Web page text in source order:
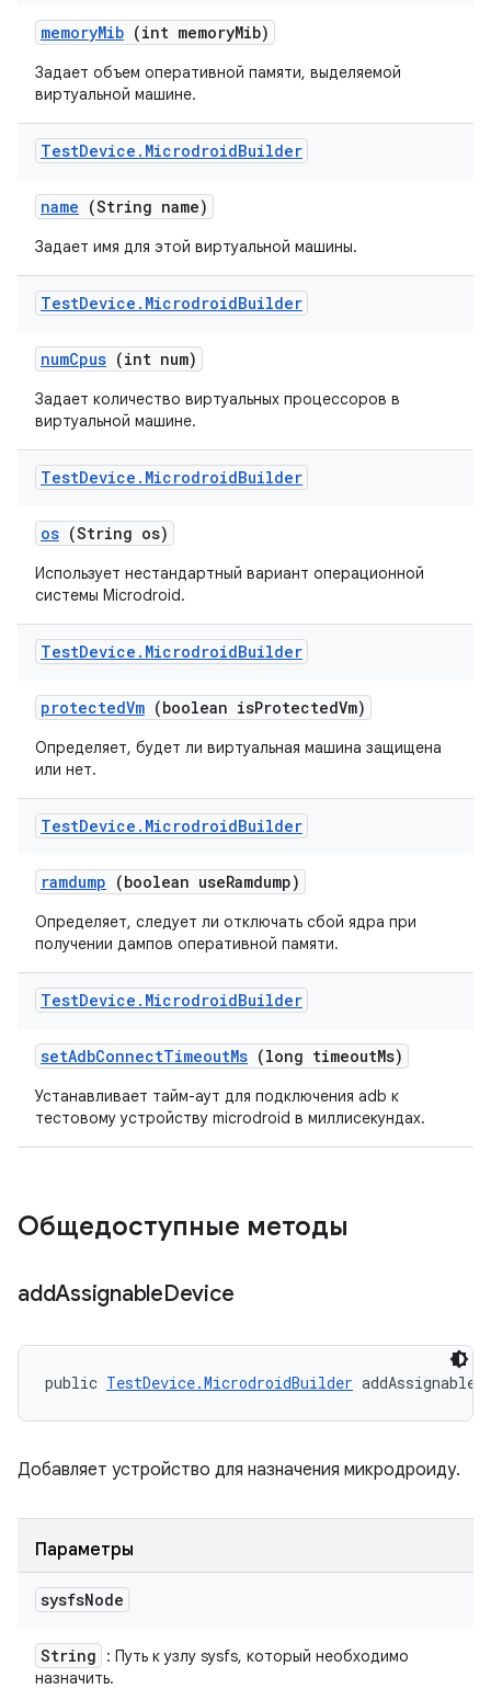
memoryMib (int memoryMib)
Задает объем оперативной памяти, выделяемой
виртуальной машине.
TestDevice . MicrodroidBuilder
name (String name)
Задает имя для этой виртуальной машины.
TestDevice . MicrodroidBuilder
numCpus (int num)
Задает количество виртуальных процессоров в
виртуальной машине.
TestDevice . MicrodroidBuilder
os (String os)
Использует нестандартный вариант операционной
системы Microdroid.
TestDevice . MicrodroidBuilder
protectedVm (boolean isProtectedVm)
Определяет, будет ли виртуальная машина защищена
или нет.
TestDevice . MicrodroidBuilder
ramdump (boolean useRamdump)
Определяет, следует ли отключать сбой ядра при
получении дампов оперативной памяти.
TestDevice . MicrodroidBuilder
setAdbConnectTimeoutMs (long timeoutMs)
Устанавливает тайм-аут для подключения adb к
тестовому устройству microdroid в миллисекундах.
Общедоступные методы
addAssignableDevice
public TestDevice.MicrodroidBuilder
Добавляет устройство для назначения микродроиду.
Параметры
sysfsNode
String
: Путь к узлу sysfs, который необходимо
назначить.